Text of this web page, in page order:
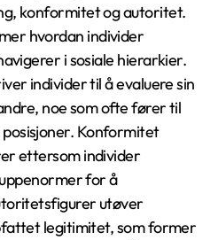
konformitet og autoritet.
hvordan individer
i sosiale hierarkier.
individer til å evaluere sin
noe som ofte fører til
Konformitet
ettersom individer
for å
utøver
legitimitet, som former